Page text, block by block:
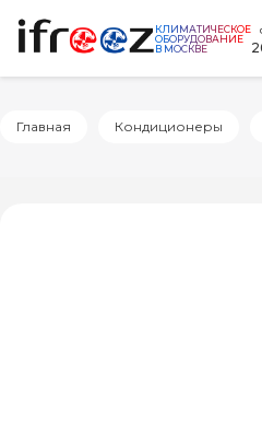
КЛИМАТИЧЕСКОЕ
ОБОРУДОВАНИЕ
В МОСКВЕ
Главная Кондиционеры